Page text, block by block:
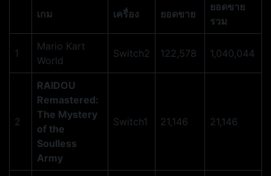
เกม เครื่อง ยอดขาย
ยอดขาย
รวม
1
Mario Kart
World
Switch2 122,578 1,040,044
2
RAIDOU
Remastered:
The Mystery
of the
Soulless
Army
Switch1 21,146 21,146